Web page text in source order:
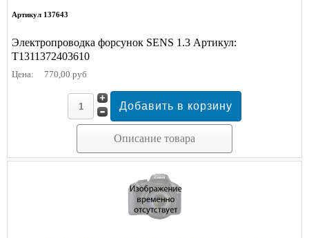
Артикул 137643
Электропроводка форсунок SENS 1.3 Артикул:
T1311372403610
Цена: 770,00 руб
Описание товара